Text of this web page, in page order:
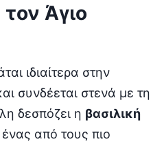
τον Άγιο
ιδιαίτερα στην
συνδέεται στενά με τη
δεσπόζει η βασιλική
ένας από τους πιο